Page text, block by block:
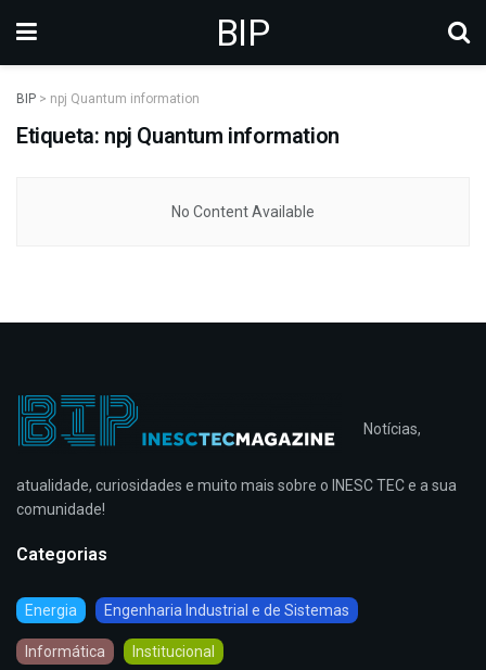
BIP
BIP > npj Quantum information
Etiqueta: npj Quantum information
No Content Available
Notícias,
atualidade, curiosidades e muito mais sobre o INESC TEC e a sua
comunidade!
Categorias
Energia Engenharia Industrial e de Sistemas
Informática Institucional